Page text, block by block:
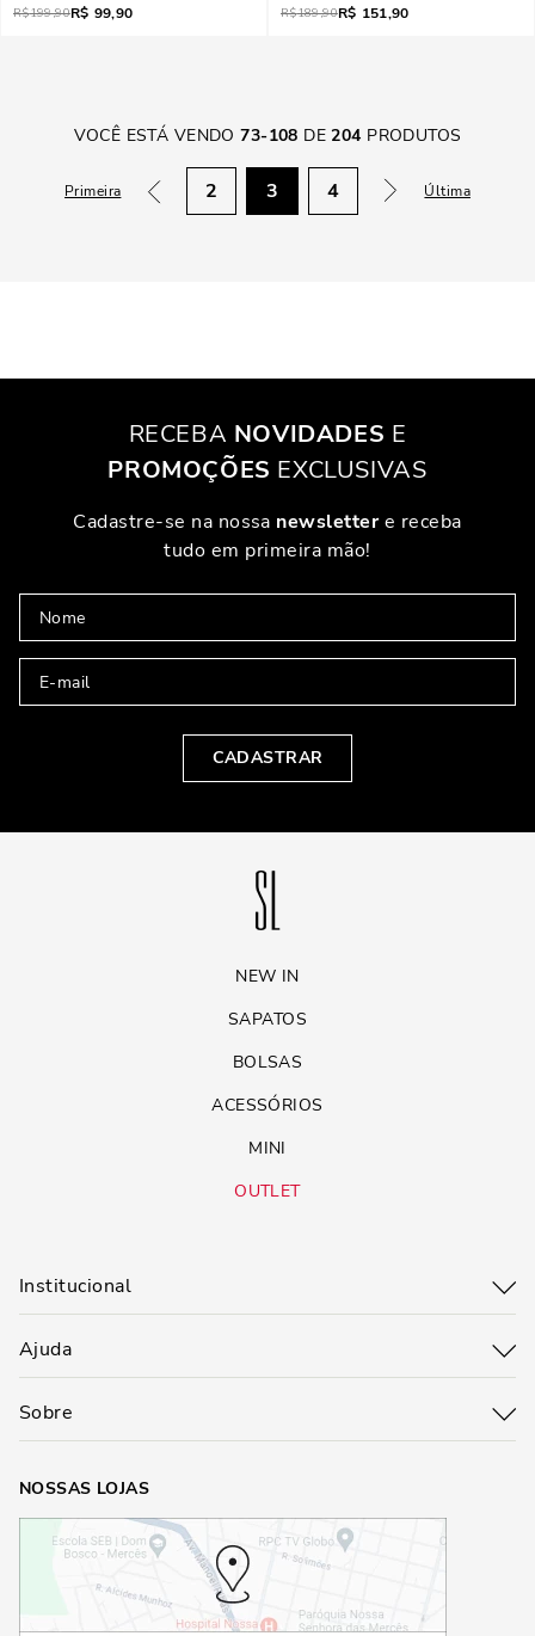
R$199,90R$ 99,90 R$189,90R$ 151,90
VOCÊ ESTÁ VENDO 73-108 DE204 PRODUTOS
Primeira 2 3 4 Última
RECEBA NOVIDADES E
PROMOÇÕES EXCLUSIVAS
Cadastre-se na nossa newslettere receba
tudo em primeira mão!
CADASTRAR
NEW IN
SAPATOS
BOLSAS
ACESSÓRIOS
MINI
OUTLET
Institucional
Ajuda
Sobre
NOSSAS LOJAS